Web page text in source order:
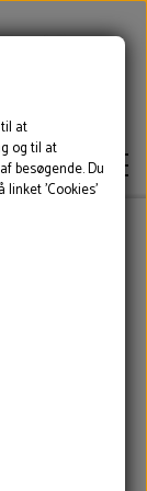
at
og til at
besøgende. Du
linket 'Cookies'